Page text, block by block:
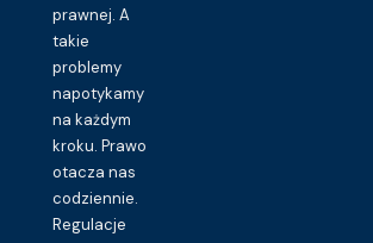
prawnej. A
takie
problemy
napotykamy
na każdym
kroku. Prawo
otacza nas
codziennie.
Regulacje